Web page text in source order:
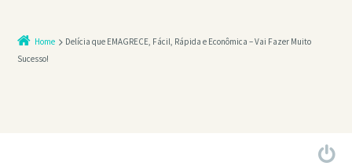
Home
Delícia que EMAGRECE, Fácil, Rápida e Econômica – Vai Fazer Muito
Sucesso!